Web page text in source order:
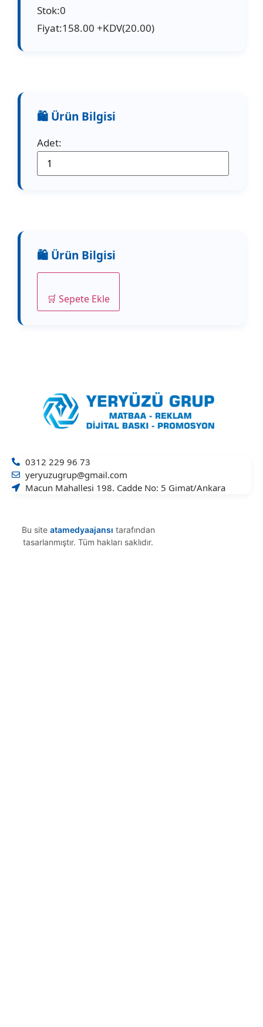
Stok:0
Fiyat:158.00 +KDV(20.00)
Adet:
🛒 Sepete Ekle
0312 229 96 73
yeryuzugrup@gmail.com
Macun Mahallesi 198. Cadde No: 5 Gimat/Ankara
Bu site atamedyaajansı tarafından
tasarlanmıştır. Tüm hakları saklıdır.